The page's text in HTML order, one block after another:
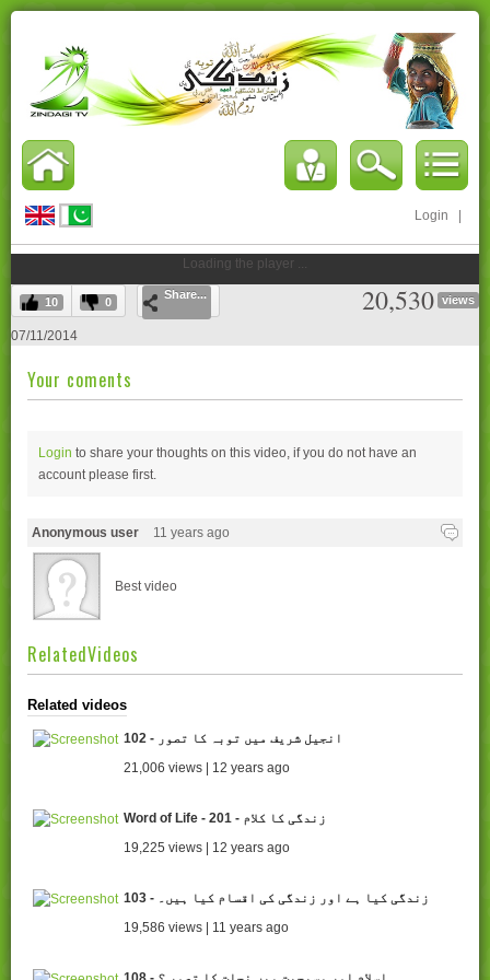
Login
Loading the player ...
10 0
Share... 20,530 views
07/11/2014
Your coments
Login to share your thoughts on this video, if you do not have an
account please first.
Anonymous user 11 years ago
Best video
RelatedVideos
Related videos
102 - انجیل شریف میں توبہ کا تصور
21,006 views | 12 years ago
Word of Life - 201 - زندگی کا کلام
19,225 views | 12 years ago
103 - زندگی کیا ہے اور زندگی کی اقسام کیا ہیں۔
19,586 views | 11 years ago